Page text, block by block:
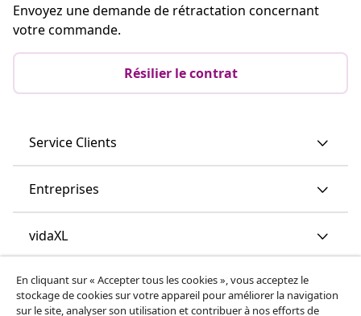
Envoyez une demande de rétractation concernant
votre commande.
Résilier le contrat
Service Clients
Entreprises
vidaXL
Découvrez-en plus
En cliquant sur « Accepter tous les cookies », vous acceptez le
stockage de cookies sur votre appareil pour améliorer la navigation
sur le site, analyser son utilisation et contribuer à nos efforts de